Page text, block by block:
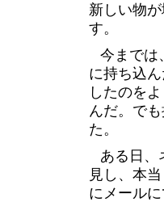
新しい物
す。
今まで
に持ち込
したのを
んだ。で
た。
ある日、
見し、本
にメール